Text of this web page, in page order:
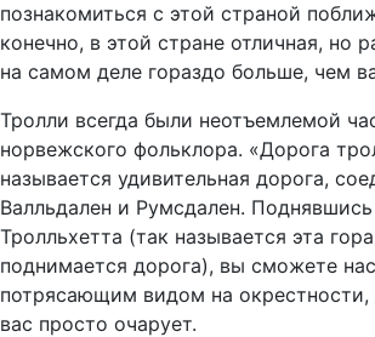
познакомиться с этой страной
конечно, в этой стране отличная, но
на самом деле гораздо больше, чем
Тролли всегда были неотъемлемой
норвежского фольклора. «Дорога
называется удивительная дорога,
Валльдален и Румсдален.
Тролльхетта (так называется эта
поднимается дорога), вы сможете
потрясающим видом на окрестности,
вас просто очарует.